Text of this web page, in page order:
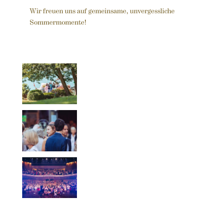
Wir freuen uns auf gemeinsame, unvergessliche
Sommermomente!